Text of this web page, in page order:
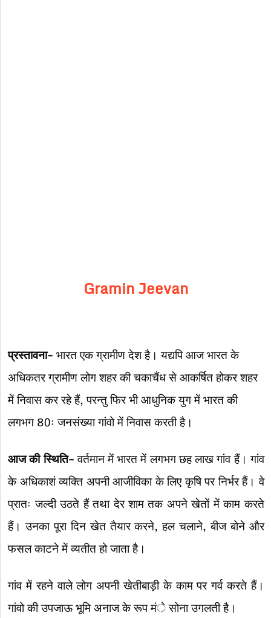
Gramin Jeevan
प्रस्तावना- भारत एक ग्रामीण देश है। यद्यपि आज भारत के
अधिकतर ग्रामीण लोग शहर की चकाचैंध से आकर्षित होकर शहर
में निवास कर रहे हैं, परन्तु फिर भी आधुनिक युग में भारत की
लगभग 80ः जनसंख्या गांवो में निवास करती है।
आज की स्थिति-वर्तमान में भारत में लगभग छह लाख गांव हैं। गांव
के अधिकाशं व्यक्ति अपनी आजीविका के लिए कृषि पर निर्भर हैं। वे
प्रातः जल्दी उठते हैं तथा देर शाम तक अपने खेतों में काम करते
हैं। उनका पूरा दिन खेत तैयार करने, हल चलाने, बीज बोने और
फसल काटने में व्यतीत हो जाता है।
गांव में रहने वाले लोग अपनी खेतीबाड़ी के काम पर गर्व करते हैं।
गांवो की उपजाऊ भूमि अनाज के रूप मंे सोना उगलती है।